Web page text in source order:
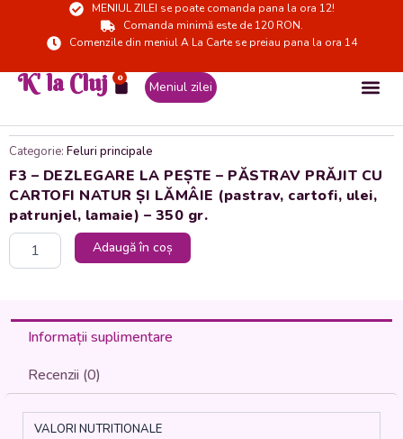
MENIUL ZILEI se poate comanda pana la ora 12!
Comanda minimă este de 120 RON.
Comenzile din meniul A La Carte se preiau pana la ora 14
K' la Cluj 0
Cart Meniul zilei
Categorie: Feluri principale
F3 – DEZLEGARE LA PEȘTE – PĂSTRAV PRĂJIT CU
CARTOFI NATUR ȘI LĂMÂIE (pastrav, cartofi, ulei,
patrunjel, lamaie) – 350 gr.
Cantitate
PEȘTE
PĂSTRAV
PRĂJIT
CARTOFI
Adaugă în coș
Informații suplimentare
Recenzii (0)
VALORI NUTRITIONALE